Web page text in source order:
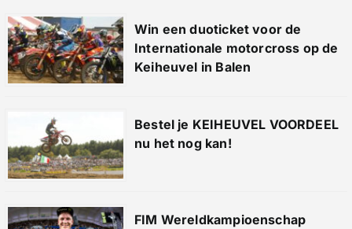
Win een duoticket voor de
Internationale motorcross op de
Keiheuvel in Balen
Bestel je KEIHEUVEL VOORDEEL
nu het nog kan!
FIM Wereldkampioenschap